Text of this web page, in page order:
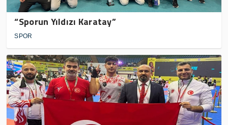
“Sporun Yıldızı Karatay”
SPOR